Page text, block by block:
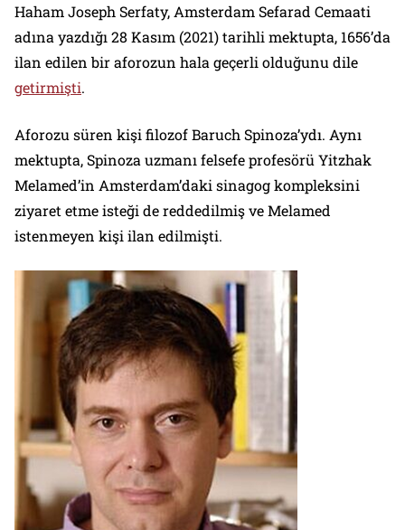
Haham Joseph Serfaty, Amsterdam Sefarad Cemaati
adına yazdığı 28 Kasım (2021) tarihli mektupta, 1656’da
ilan edilen bir aforozun hala geçerli olduğunu dile
getirmişti.
Aforozu süren kişi filozof Baruch Spinoza’ydı. Aynı
mektupta, Spinoza uzmanı felsefe profesörü Yitzhak
Melamed’in Amsterdam’daki sinagog kompleksini
ziyaret etme isteği de reddedilmiş ve Melamed
istenmeyen kişi ilan edilmişti.